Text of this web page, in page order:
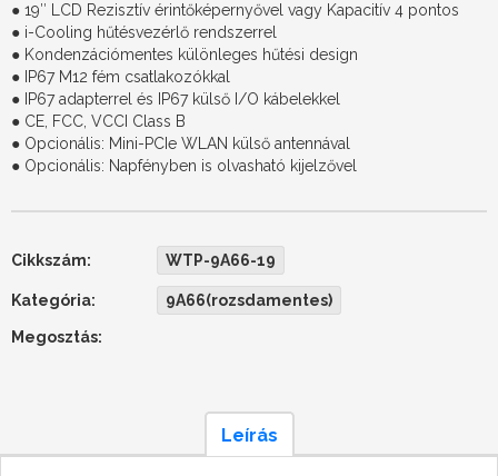
● 19″ LCD Rezisztív érintőképernyővel vagy Kapacitív 4 pontos
● i-Cooling hűtésvezérlő rendszerrel
● Kondenzációmentes különleges hűtési design
● IP67 M12 fém csatlakozókkal
● IP67 adapterrel és IP67 külső I/O kábelekkel
● CE, FCC, VCCI Class B
● Opcionális: Mini-PCIe WLAN külső antennával
● Opcionális: Napfényben is olvasható kijelzővel
Cikkszám: WTP-9A66-19
Kategória: 9A66(rozsdamentes)
Megosztás:
Leírás